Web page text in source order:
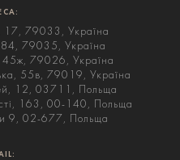
17, 79033, Україна
79035, Україна
45ж, 79026, Україна
55в, 79019, Україна
12, 03711, Польща
163, 00-140, Польща
9, 02-677, Польща